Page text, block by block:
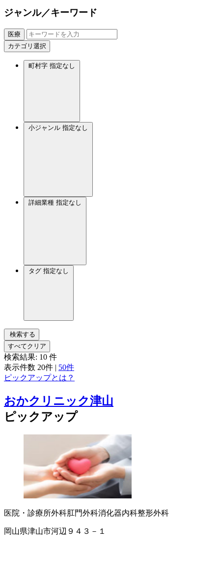
ジャンル／キーワード
医療
カテゴリ選択
町村字 指定なし
小ジャンル 指定なし
詳細業種 指定なし
タグ 指定なし
検索する
すべてクリア
検索結果: 10 件
表示件数 20件 | 50件
ピックアップとは？
おかクリニック津山
ピックアップ
医院・診療所外科肛門外科消化器内科整形外科
岡山県津山市河辺９４３－１